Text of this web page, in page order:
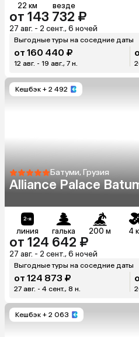
22 км везде
от 143 732 ₽
27 авг. - 2 сент., 6 ночей
Выгодные туры на соседние даты
от 160 440 ₽
12 авг. - 19 авг., 7 н.
Кешбэк + 2 492
Батуми, Грузия
Alliance Palace
линия галька 200 м 4
от 124 642 ₽
27 авг. - 2 сент., 6 ночей
Выгодные туры на соседние даты
от 124 873 ₽
27 авг. - 4 сент., 8 н.
Кешбэк + 2 063